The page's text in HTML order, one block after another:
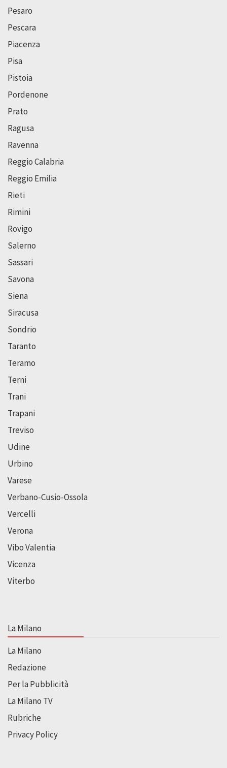
Pesaro
Pescara
Piacenza
Pisa
Pistoia
Pordenone
Prato
Ragusa
Ravenna
Reggio Calabria
Reggio Emilia
Rieti
Rimini
Rovigo
Salerno
Sassari
Savona
Siena
Siracusa
Sondrio
Taranto
Teramo
Terni
Trani
Trapani
Treviso
Udine
Urbino
Varese
Verbano-Cusio-Ossola
Vercelli
Verona
Vibo Valentia
Vicenza
Viterbo
La Milano
La Milano
Redazione
Per la Pubblicità
La Milano TV
Rubriche
Privacy Policy